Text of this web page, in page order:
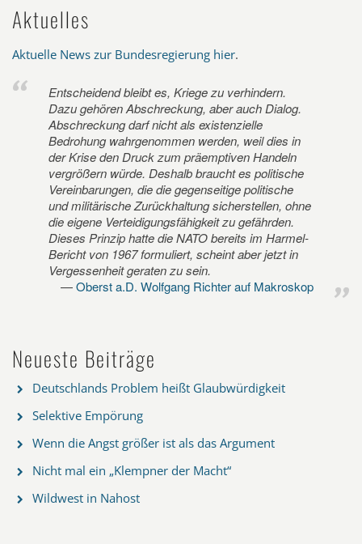
Aktuelles
Aktuelle News zur Bundesregierung hier.
Entscheidend bleibt es, Kriege zu verhindern.
Dazu gehören Abschreckung, aber auch Dialog.
Abschreckung darf nicht als existenzielle
Bedrohung wahrgenommen werden, weil dies in
der Krise den Druck zum präemptiven Handeln
vergrößern würde. Deshalb braucht es politische
Vereinbarungen, die die gegenseitige politische
und militärische Zurückhaltung sicherstellen, ohne
die eigene Verteidigungsfähigkeit zu gefährden.
Dieses Prinzip hatte die NATO bereits im Harmel-
Bericht von 1967 formuliert, scheint aber jetzt in
Vergessenheit geraten zu sein.
Oberst a.D. Wolfgang Richter auf Makroskop
Neueste Beiträge
Deutschlands Problem heißt Glaubwürdigkeit
Selektive Empörung
Wenn die Angst größer ist als das Argument
Nicht mal ein „Klempner der Macht“
Wildwest in Nahost